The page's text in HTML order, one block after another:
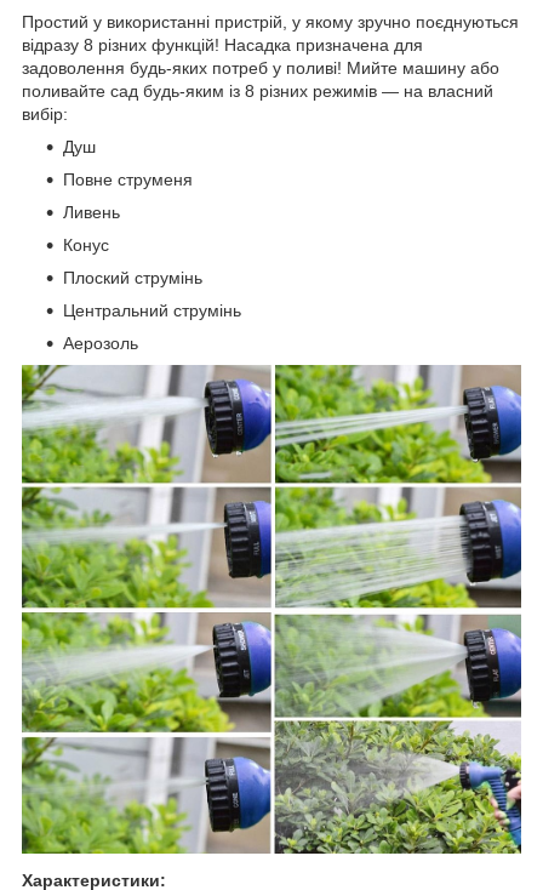
Простий у використанні пристрій, у якому зручно поєднуються
відразу 8 різних функцій! Насадка призначена для
задоволення будь-яких потреб у поливі! Мийте машину або
поливайте сад будь-яким із 8 різних режимів — на власний
вибір:
Душ
Повне струменя
Ливень
Конус
Плоский струмінь
Центральний струмінь
Аерозоль
Характеристики: